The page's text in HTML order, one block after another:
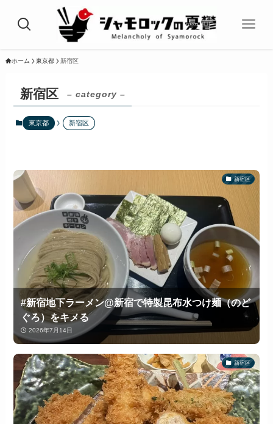
ホーム 東京都 新宿区
新宿区 – category –
東京都 新宿区
新宿区
#新宿地下ラーメン@新宿で特製昆布水つけ麺（のど
ぐろ）をキメる
2026年7月14日
新宿区